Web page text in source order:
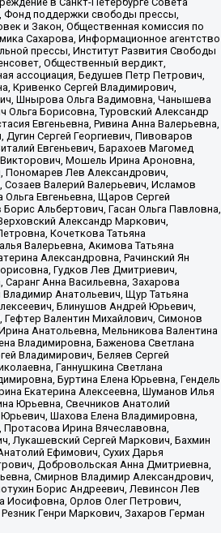
Фонд поддержки свободы прессы,
и Закон, Общественная комиссия по
Сахарова, Информационное агентство
прессы, Институт Развития Свободы
Общественный вердикт,
ассоциация, Бедушев Петр Петрович,
Кривенко Сергей Владимирович,
Шнырова Ольга Вадимовна, Чанышева
Ольга Борисовна, Туровский Александр
Евгеньевна, Ривина Анна Валерьевна,
Сергей Георгиевич, Пивоваров
Евгеньевич, Барахоев Магомед
Мошель Ирина Ароновна,
Пономарев Лев Александрович,
Созаев Валерий Валерьевич, Исламов
Евгеньевна, Щаров Сергей
Альбертович, Гасан Ольга Павловна,
Александр Маркович,
Кочеткова Татьяна
Валерьевна, Акимова Татьяна
Александровна, Рачинский Ян
Гудков Лев Дмитриевич,
Анна Васильевна, Захарова
Владимир Анатольевич, Щур Татьяна
Блинушов Андрей Юрьевич,
Гефтер Валентин Михайлович, Симонов
Анатольевна, Мельникова Валентина
Владимировна, Баженова Светлана
Владимирович, Беляев Сергей
Ганнушкина Светлана
Буртина Елена Юрьевна, Гендель
Екатерина Алексеевна, Шуманов Илья
Юрьевна, Свечников Анатолий
Шахова Елена Владимировна,
Протасова Ирина Вячеславовна,
Лукашевский Сергей Маркович, Бахмин
Ефимович, Сухих Дарья
Добровольская Анна Дмитриевна,
Смирнов Владимир Александрович,
Борис Андреевич, Левинсон Лев
Иосифовна, Орлов Олег Петрович,
Генри Маркович, Захаров Герман